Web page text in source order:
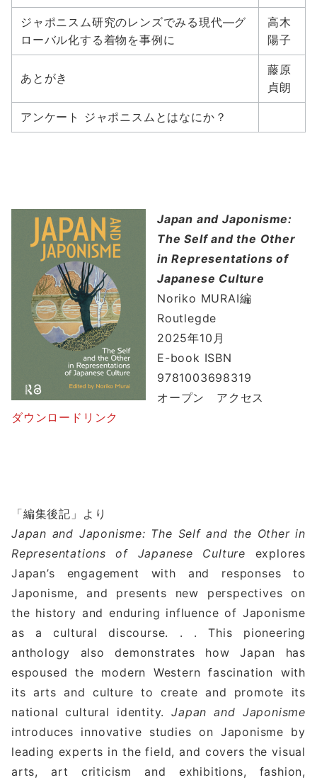
ジャポニスム研究のレンズでみる現代―グ
ローバル化する着物を事例に
高木
陽子
あとがき
藤原
貞朗
アンケート ジャポニスムとはなにか？
Japan and Japonisme:
The Self and the Other
in Representations of
Japanese Culture
Noriko MURAI編
Routlegde
2025年10月
E-book ISBN
9781003698319
オープン アクセス
ダウンロードリンク
「編集後記」より
Japan and Japonisme: The Self and the Other in
Representations of Japanese Culture explores
Japan’s engagement with and responses to
Japonisme, and presents new perspectives on
the history and enduring influence of Japonisme
as a cultural discourse. . . This pioneering
anthology also demonstrates how Japan has
espoused the modern Western fascination with
its arts and culture to create and promote its
national cultural identity.Japan and Japonisme
introduces innovative studies on Japonisme by
leading experts in the field, and covers the visual
arts, art criticism and exhibitions, fashion,